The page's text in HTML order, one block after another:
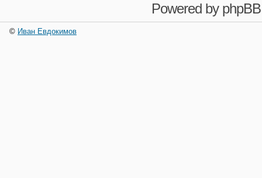
Powered by phpBB
© Иван Евдокимов